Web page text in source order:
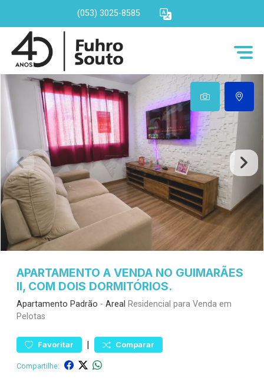
(053) 3025-8585
APARTAMENTO A VENDA NO GUIMARÃES
II, COM DOIS DORMITÓRIOS.
Apartamento Padrão - Areal Residencial para Venda em
Pelotas
Favoritar | Comparar
Compartilhe: